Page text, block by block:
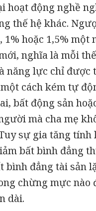
hoạt động nghề
thế hệ khác.
hoặc 1,5% một
nghĩa là mỗi
năng lực chỉ
cách kém tự
bất động sản
mà cha mẹ
sự gia tăng tính
bất bình đẳng
bình đẳng tài sản
chừng mực nào
dài.